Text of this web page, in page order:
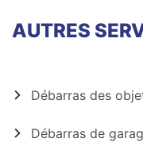
AUTRES
Débarras des
Débarras de